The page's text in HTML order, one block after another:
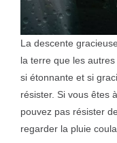
La descente
la terre que les
si étonnante et si
résister. Si vous êtes
pouvez pas résister
regarder la pluie